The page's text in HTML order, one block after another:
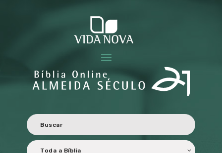
BÍBLIA ALMEIDA SÉCULO 21
Revisada e atualizada ao Novo Acordo Ortográfico da Língua Portuguesa.
CARACTERÍSTICAS
TRADUÇÃO E
REVISÃO